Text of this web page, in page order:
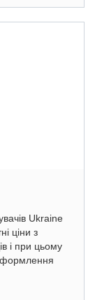
Ukraine
ціни з
і при цьому